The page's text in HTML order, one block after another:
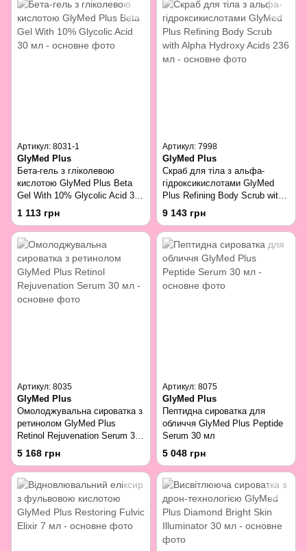
Артикул: 8031-1
GlyMed Plus
Бета-гель з гліколевою
кислотою GlyMed Plus Beta
Gel With 10% Glycolic Acid 30
мл
1 113 грн
Артикул: 7998
GlyMed Plus
Скраб для тіла з альфа-
гідроксикислотами GlyMed
Plus Refining Body Scrub with
Alpha Hydroxy Acids 236 мл
9 143 грн
Артикул: 8035
GlyMed Plus
Омолоджувальна сироватка з
ретинолом GlyMed Plus
Retinol Rejuvenation Serum 30
мл
5 168 грн
Артикул: 8075
GlyMed Plus
Пептидна сироватка для
обличчя GlyMed Plus Peptide
Serum 30 мл
5 048 грн